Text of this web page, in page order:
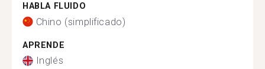
HABLA FLUIDO
Chino (simplificado)
APRENDE
Inglés